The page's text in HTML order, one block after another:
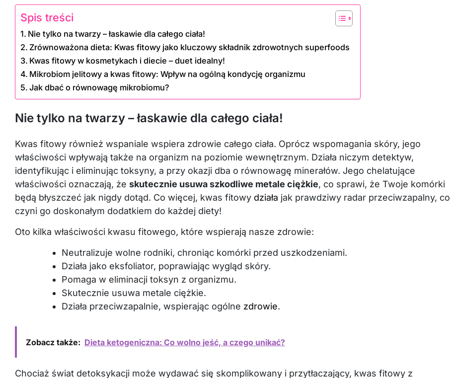
Spis treści
Nie tylko na twarzy – łaskawie dla całego ciała!
Zrównoważona dieta: Kwas fitowy jako kluczowy składnik zdrowotnych superfoods
Kwas fitowy w kosmetykach i diecie – duet idealny!
Mikrobiom jelitowy a kwas fitowy: Wpływ na ogólną kondycję organizmu
Jak dbać o równowagę mikrobiomu?
Nie tylko na twarzy – łaskawie dla całego ciała!
Kwas fitowy również wspaniale wspiera zdrowie całego ciała. Oprócz wspomagania skóry, jego
właściwości wpływają także na organizm na poziomie wewnętrznym. Działa niczym detektyw,
identyfikując i eliminując toksyny, a przy okazji dba o równowagę minerałów. Jego chelatujące
właściwości oznaczają, że skutecznie usuwa szkodliwe metale ciężkie, co sprawi, że Twoje komórki
będą błyszczeć jak nigdy dotąd. Co więcej, kwas fitowy działa jak prawdziwy radar przeciwzapalny, co
czyni go doskonałym dodatkiem do każdej diety!
Oto kilka właściwości kwasu fitowego, które wspierają nasze zdrowie:
Neutralizuje wolne rodniki, chroniąc komórki przed uszkodzeniami.
Działa jako eksfoliator, poprawiając wygląd skóry.
Pomaga w eliminacji toksyn z organizmu.
Skutecznie usuwa metale ciężkie.
Działa przeciwzapalnie, wspierając ogólne zdrowie.
Zobacz także: Dieta ketogeniczna: Co wolno jeść, a czego unikać?
Chociaż świat detoksykacji może wydawać się skomplikowany i przytłaczający, kwas fitowy z